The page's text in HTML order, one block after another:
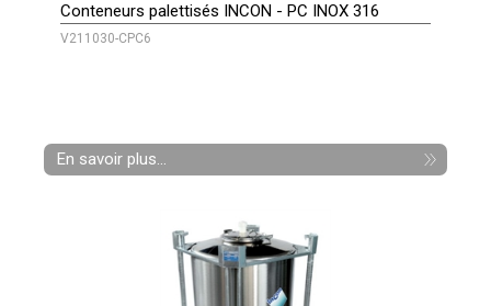
Conteneurs palettisés INCON - PC INOX 316
V211030-CPC6
En savoir plus...